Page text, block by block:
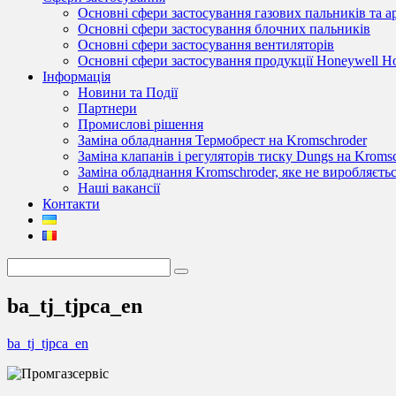
Основні сфери застосування газових пальників та
Основні сфери застосування блочних пальників
Основні сфери застосування вентиляторів
Основні сфери застосування продукції Honeywell
Інформація
Новини та Події
Партнери
Промислові рішення
Заміна обладнання Термобрест на Kromschroder
Заміна клапанів і регуляторів тиску Dungs на
Заміна обладнання Kromschroder, яке не
Наші вакансії
Контакти
ba_tj_tjpca_en
ba_tj_tjpca_en